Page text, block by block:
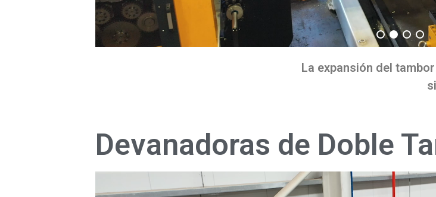
La expansión del
Devanadoras de Doble